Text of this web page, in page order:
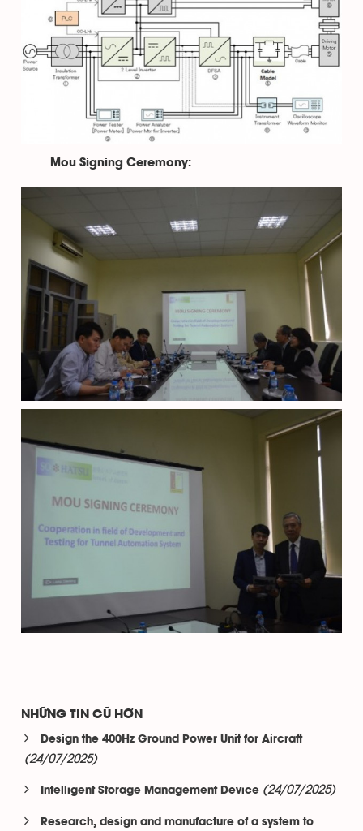
Mou Signing Ceremony:
NHỮNG TIN CŨ HƠN
Design the 400Hz Ground Power Unit for Aircraft
(24/07/2025)
Intelligent Storage Management Device (24/07/2025)
Research, design and manufacture of a system to